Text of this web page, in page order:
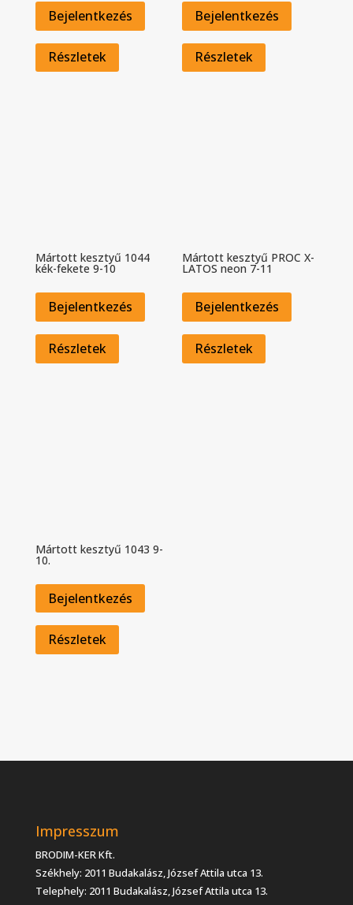
Bejelentkezés
Részletek
Bejelentkezés
Részletek
Mártott kesztyű 1044
kék-fekete 9-10
Bejelentkezés
Részletek
Mártott kesztyű PROC X-
LATOS neon 7-11
Bejelentkezés
Részletek
Mártott kesztyű 1043 9-
10.
Bejelentkezés
Részletek
Impresszum
BRODIM-KER Kft.
Székhely: 2011 Budakalász, József Attila utca 13.
Telephely: 2011 Budakalász, József Attila utca 13.